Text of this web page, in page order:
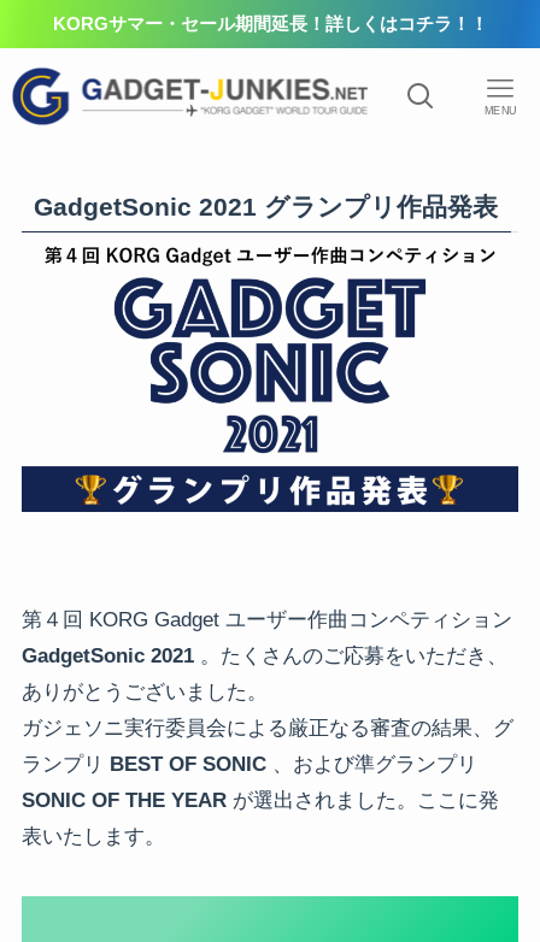
KORGサマー・セール期間延長！詳しくはコチラ！！
MENU
GadgetSonic 2021 グランプリ作品発表
第４回 KORG Gadget ユーザー作曲コンペティション
GadgetSonic 2021。たくさんのご応募をいただき、
ありがとうございました。
ガジェソニ実行委員会による厳正なる審査の結果、グ
ランプリ BEST OF SONIC、および準グランプリ
SONIC OF THE YEARが選出されました。ここに発
表いたします。